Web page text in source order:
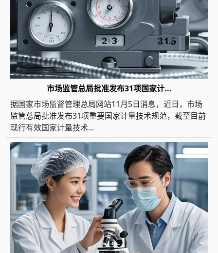
市场监管总局批准发布31项国家计...
据国家市场监督管理总局网站11月5日消息，近日，市场
监管总局批准发布31项重要国家计量技术规范，截至目前
现行有效国家计量技术...